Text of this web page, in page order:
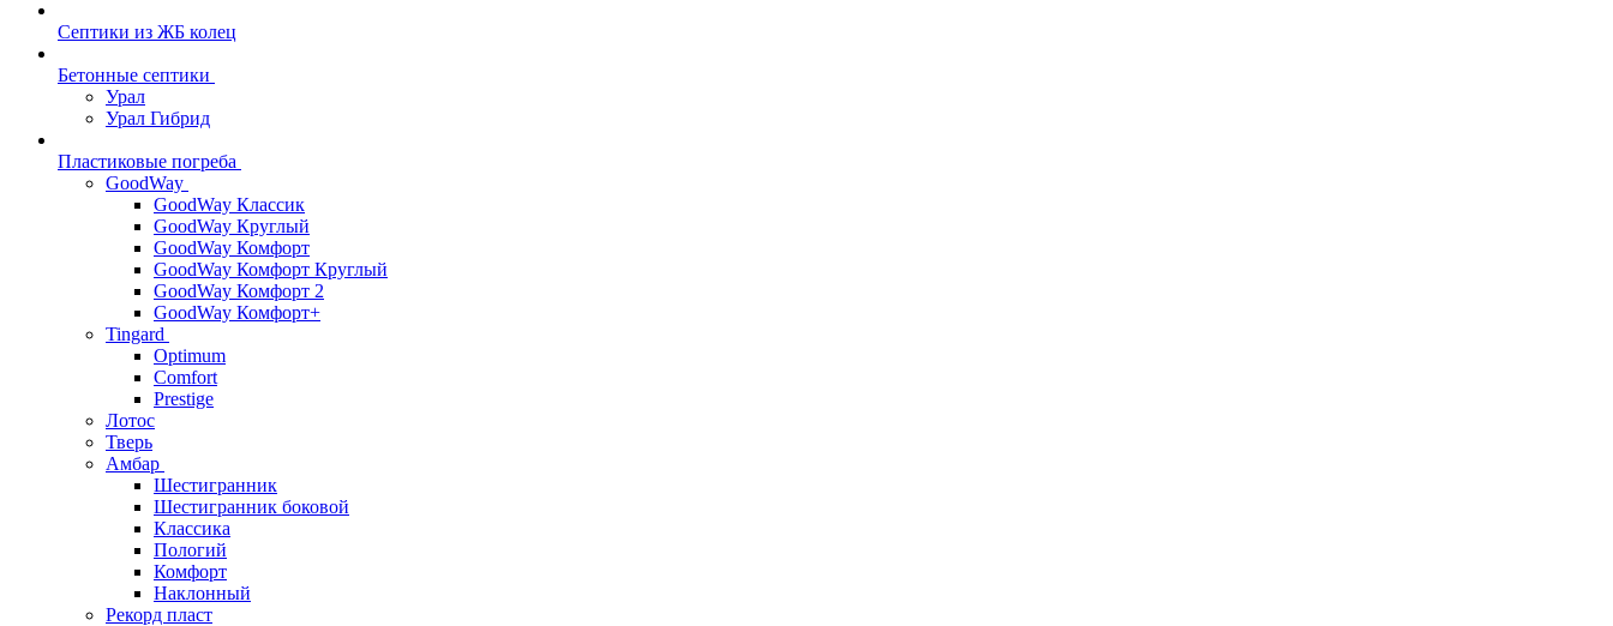
Септики из ЖБ колец
Бетонные септики
Урал
Урал Гибрид
Пластиковые погреба
GoodWay
GoodWay Классик
GoodWay Круглый
GoodWay Комфорт
GoodWay Комфорт Круглый
GoodWay Комфорт 2
GoodWay Комфорт+
Tingard
Optimum
Comfort
Prestige
Лотос
Тверь
Амбар
Шестигранник
Шестигранник боковой
Классика
Пологий
Комфорт
Наклонный
Рекорд пласт